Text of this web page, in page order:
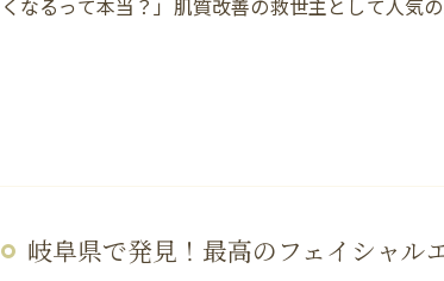
岐阜県で発見！最高のフェイシャル